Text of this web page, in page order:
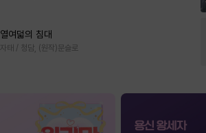
열여덟의 침대
자태 / 청담, (원작)문슬로